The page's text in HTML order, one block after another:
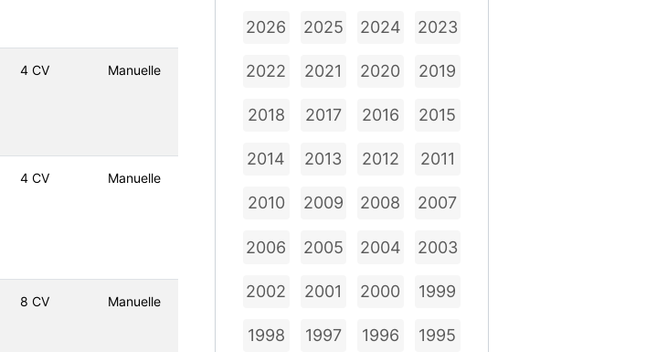
4 CV Manuelle
4 CV Manuelle
8 CV Manuelle
2026 2025 2024 2023
2022 2021 2020 2019
2018 2017 2016 2015
2014 2013 2012 2011
2010 2009 2008 2007
2006 2005 2004 2003
2002 2001 2000 1999
1998 1997 1996 1995